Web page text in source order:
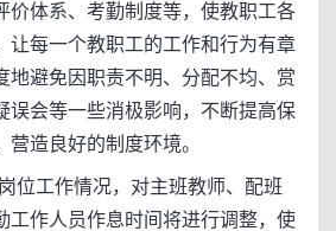
价体系、考勤制度等，使教职工各
让每一个教职工的工作和行为有章
地避免因职责不明、分配不均、赏
误会等一些消极影响，不断提高保
造良好的制度环境。
工作情况，对主班教师、配班
工作人员作息时间将进行调整，使